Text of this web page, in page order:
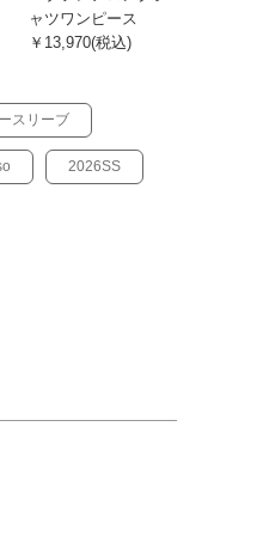
スリーブ
2026SS
ャツワンピース
￥13,970(税込)